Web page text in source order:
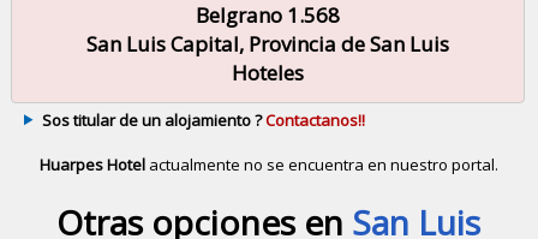
Belgrano 1.568
San Luis Capital, Provincia de San Luis
Hoteles
Sos titular de un alojamiento ?Contactanos!!
Huarpes Hotelactualmente no se encuentra en nuestro portal.
Otras opciones en San Luis